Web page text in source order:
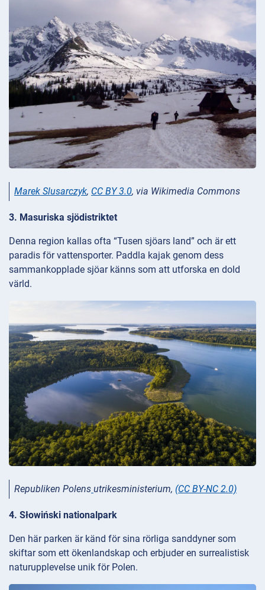
Marek Slusarczyk, CC BY 3.0, via Wikimedia Commons
3. Masuriska sjödistriktet
Denna region kallas ofta “Tusen sjöars land” och är ett
paradis för vattensporter. Paddla kajak genom dess
sammankopplade sjöar känns som att utforska en dold
värld.
Republiken Polens utrikesministerium, (CC BY-NC 2.0)
4. Słowiński nationalpark
Den här parken är känd för sina rörliga sanddyner som
skiftar som ett ökenlandskap och erbjuder en surrealistisk
naturupplevelse unik för Polen.